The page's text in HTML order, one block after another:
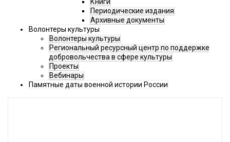
Книги
Периодические издания
Архивные документы
Волонтеры культуры
Волонтеры культуры
Региональный ресурсный центр по поддержке
добровольчества в сфере культуры
Проекты
Вебинары
Памятные даты военной истории России